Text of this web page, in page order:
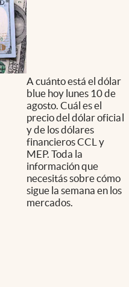
A cuánto está el dólar
blue hoy lunes 10 de
agosto. Cuál es el
precio del dólar oficial
y de los dólares
financieros CCL y
MEP. Toda la
información que
necesitás sobre cómo
sigue la semana en los
mercados.